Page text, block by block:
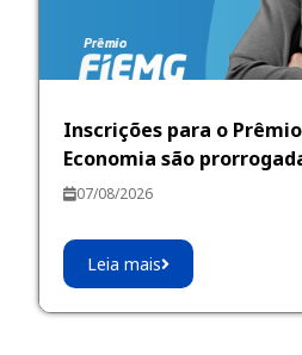
Inscrições para o Prêmio
Economia são
07/08/2026
Leia mais